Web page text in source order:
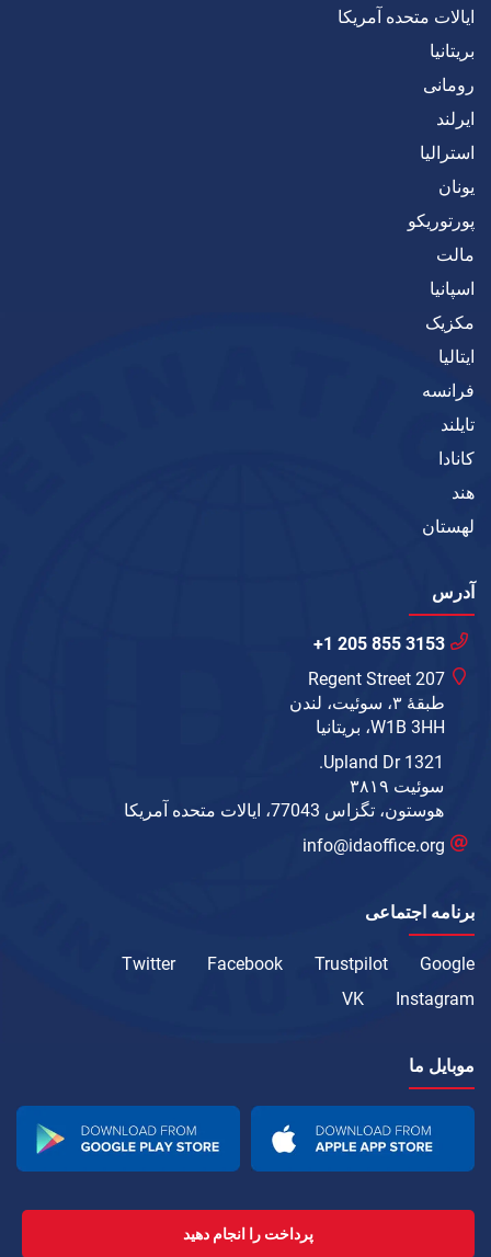
ایالات متحده آمریکا
بریتانیا
رومانی
ایرلند
استرالیا
یونان
پورتوریکو
مالت
اسپانیا
مکزیک
ایتالیا
فرانسه
تایلند
کانادا
هند
لهستان
آدرس
+1 205 855 3153
207 Regent Street
طبقهٔ ۳، سوئیت، لندن
W1B 3HH، بریتانیا
1321 Upland Dr.
سوئیت ۳۸۱۹
هوستون، تگزاس 77043، ایالات متحده آمریکا
info@idaoffice.org
برنامه اجتماعی
Google
Trustpilot
Facebook
Twitter
Instagram
VK
موبایل ما
پرداخت را انجام دهید